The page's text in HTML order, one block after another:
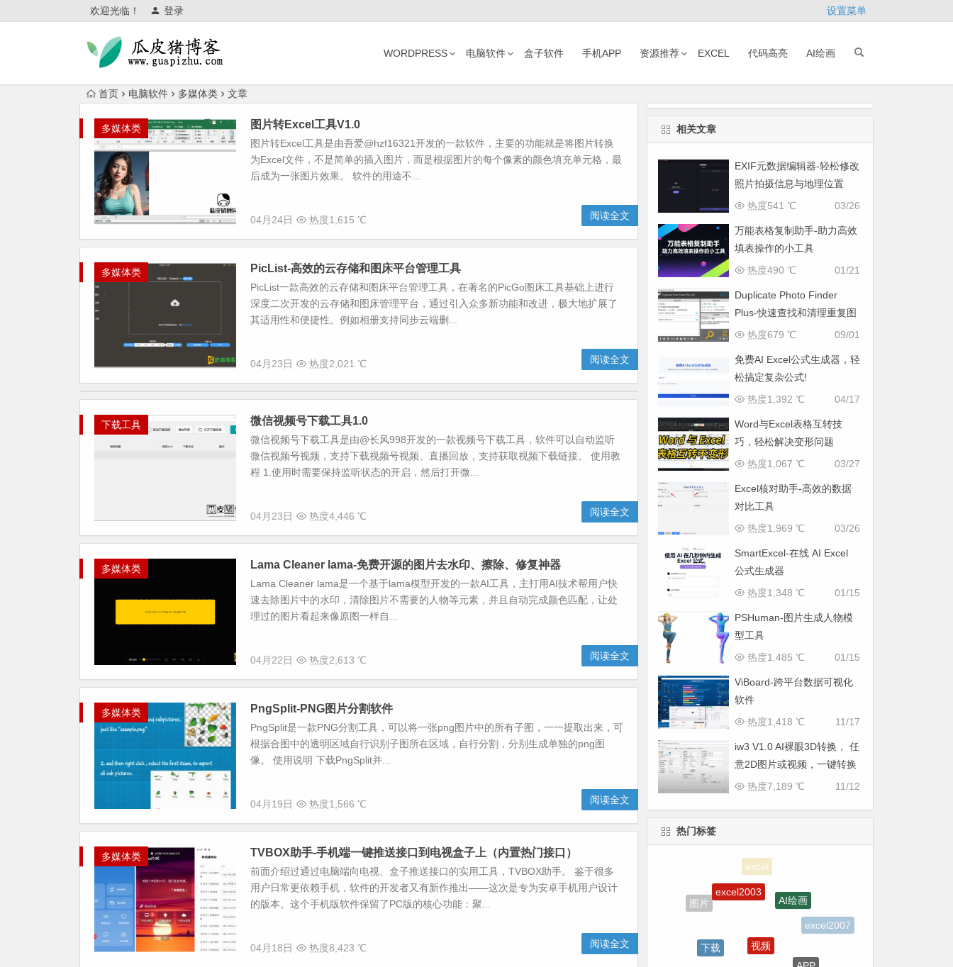
欢迎光临！ 登录 设置菜单
WORDPRESS 电脑软件 盒子软件 手机APP 资源推荐 EXCEL 代码高亮 AI绘画
首页 电脑软件 多媒体类 文章
多媒体类 图片转Excel工具V1.0
图片转Excel工具是由吾爱@hzf16321开发的一款软件，主要的功能就是将图片转换
为Excel文件，不是简单的插入图片，而是根据图片的每个像素的颜色填充单元格，最
后成为一张图片效果。 软件的用途不...
04月24日 热度1,615 ℃ 阅读全文
多媒体类 PicList-高效的云存储和图床平台管理工具
PicList一款高效的云存储和图床平台管理工具，在著名的PicGo图床工具基础上进行
深度二次开发的云存储和图床管理平台，通过引入众多新功能和改进，极大地扩展了
其适用性和便捷性。例如相册支持同步云端删...
04月23日 热度2,021 ℃ 阅读全文
下载工具 微信视频号下载工具1.0
微信视频号下载工具是由@长风998开发的一款视频号下载工具，软件可以自动监听
微信视频号视频，支持下载视频号视频、直播回放，支持获取视频下载链接。 使用教
程 1.使用时需要保持监听状态的开启，然后打开微...
04月23日 热度4,446 ℃ 阅读全文
多媒体类 Lama Cleaner lama-免费开源的图片去水印、擦除、修复神器
Lama Cleaner lama是一个基于lama模型开发的一款AI工具，主打用AI技术帮用户快
速去除图片中的水印，清除图片不需要的人物等元素，并且自动完成颜色匹配，让处
理过的图片看起来像原图一样自...
04月22日 热度2,613 ℃ 阅读全文
多媒体类 PngSplit-PNG图片分割软件
PngSplit是一款PNG分割工具，可以将一张png图片中的所有子图，一一提取出来，可
根据合图中的透明区域自行识别子图所在区域，自行分割，分别生成单独的png图
像。 使用说明 下载PngSplit并...
04月19日 热度1,566 ℃ 阅读全文
多媒体类 TVBOX助手-手机端一键推送接口到电视盒子上（内置热门接口）
前面介绍过通过电脑端向电视、盒子推送接口的实用工具，TVBOX助手。 鉴于很多
用户日常更依赖手机，软件的开发者又有新作推出——这次是专为安卓手机用户设计
的版本。这个手机版软件保留了PC版的核心功能：聚...
04月18日 热度8,423 ℃ 阅读全文
相关文章
EXIF元数据编辑器-轻松修改
照片拍摄信息与地理位置
03/26
热度541 ℃
万能表格复制助手-助力高效
填表操作的小工具
01/21
热度490 ℃
Duplicate Photo Finder
Plus-快速查找和清理重复图
片
09/01
热度679 ℃
免费AI Excel公式生成器，轻
松搞定复杂公式!
04/17
热度1,392 ℃
Word与Excel表格互转技
巧，轻松解决变形问题
03/27
热度1,067 ℃
Excel核对助手-高效的数据
对比工具
03/26
热度1,969 ℃
SmartExcel-在线 AI Excel
公式生成器
01/15
热度1,348 ℃
PSHuman-图片生成人物模
型工具
01/15
热度1,485 ℃
ViBoard-跨平台数据可视化
软件
11/17
热度1,418 ℃
iw3 V1.0 AI裸眼3D转换， 任
意2D图片或视频，一键转换
为3D，支持VR观看
11/12
热度7,189 ℃
热门标签
图片
excel2007